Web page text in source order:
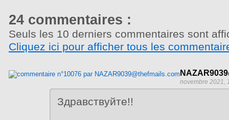
24 commentaires :
Seuls les 10 derniers commentaires sont
Cliquez ici pour afficher tous les
novembre 2021,
Здравствуйте!!